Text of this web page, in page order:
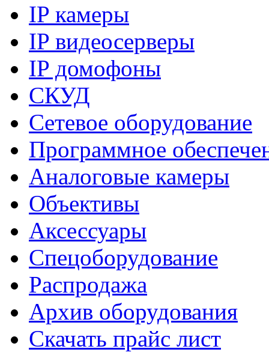
IP камеры
IP видеосерверы
IP домофоны
СКУД
Сетевое оборудование
Программное
Аналоговые камеры
Объективы
Аксессуары
Спецоборудование
Распродажа
Архив оборудования
Скачать прайс лист